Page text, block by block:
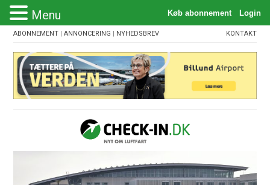
ABONNEMENT |ANNONCERING | NYHEDSBREV KONTAKT
Menu